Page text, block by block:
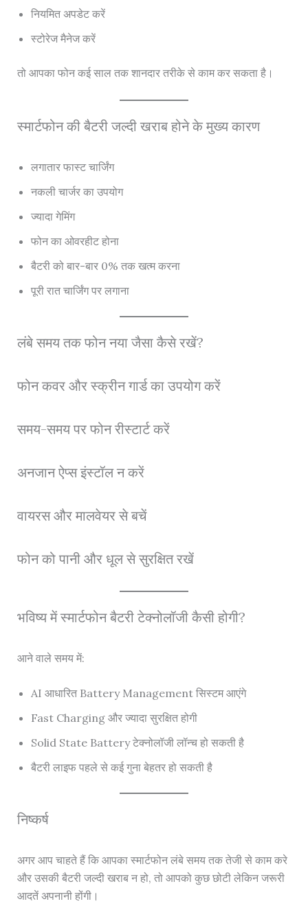
नियमित अपडेट करें
स्टोरेज मैनेज करें
तो आपका फोन कई साल तक शानदार तरीके से काम कर सकता है।
स्मार्टफोन की बैटरी जल्दी खराब होने के मुख्य कारण
लगातार फास्ट चार्जिंग
नकली चार्जर का उपयोग
ज्यादा गेमिंग
फोन का ओवरहीट होना
बैटरी को बार-बार 0% तक खत्म करना
पूरी रात चार्जिंग पर लगाना
लंबे समय तक फोन नया जैसा कैसे रखें?
फोन कवर और स्क्रीन गार्ड का उपयोग करें
समय-समय पर फोन रीस्टार्ट करें
अनजान ऐप्स इंस्टॉल न करें
वायरस और मालवेयर से बचें
फोन को पानी और धूल से सुरक्षित रखें
भविष्य में स्मार्टफोन बैटरी टेक्नोलॉजी कैसी होगी?
आने वाले समय में:
AI आधारित Battery Management सिस्टम आएंगे
Fast Charging और ज्यादा सुरक्षित होगी
Solid State Battery टेक्नोलॉजी लॉन्च हो सकती है
बैटरी लाइफ पहले से कई गुना बेहतर हो सकती है
निष्कर्ष
अगर आप चाहते हैं कि आपका स्मार्टफोन लंबे समय तक तेजी से काम करे
और उसकी बैटरी जल्दी खराब न हो, तो आपको कुछ छोटी लेकिन जरूरी
आदतें अपनानी होंगी।